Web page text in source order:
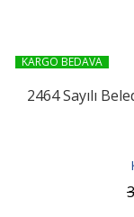
KARGO BEDAVA
2464 Sayılı